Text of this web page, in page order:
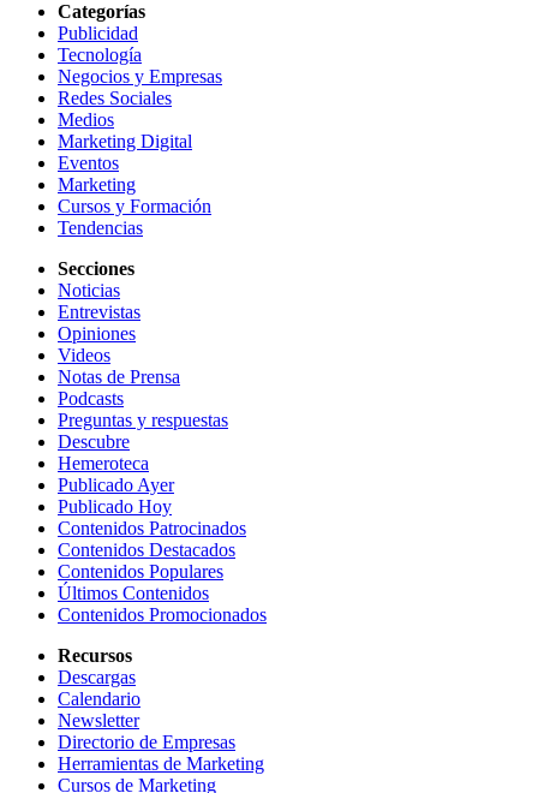
Categorías
Publicidad
Tecnología
Negocios y Empresas
Redes Sociales
Medios
Marketing Digital
Eventos
Marketing
Cursos y Formación
Tendencias
Secciones
Noticias
Entrevistas
Opiniones
Videos
Notas de Prensa
Podcasts
Preguntas y respuestas
Descubre
Hemeroteca
Publicado Ayer
Publicado Hoy
Contenidos Patrocinados
Contenidos Destacados
Contenidos Populares
Últimos Contenidos
Contenidos Promocionados
Recursos
Descargas
Calendario
Newsletter
Directorio de Empresas
Herramientas de Marketing
Cursos de Marketing